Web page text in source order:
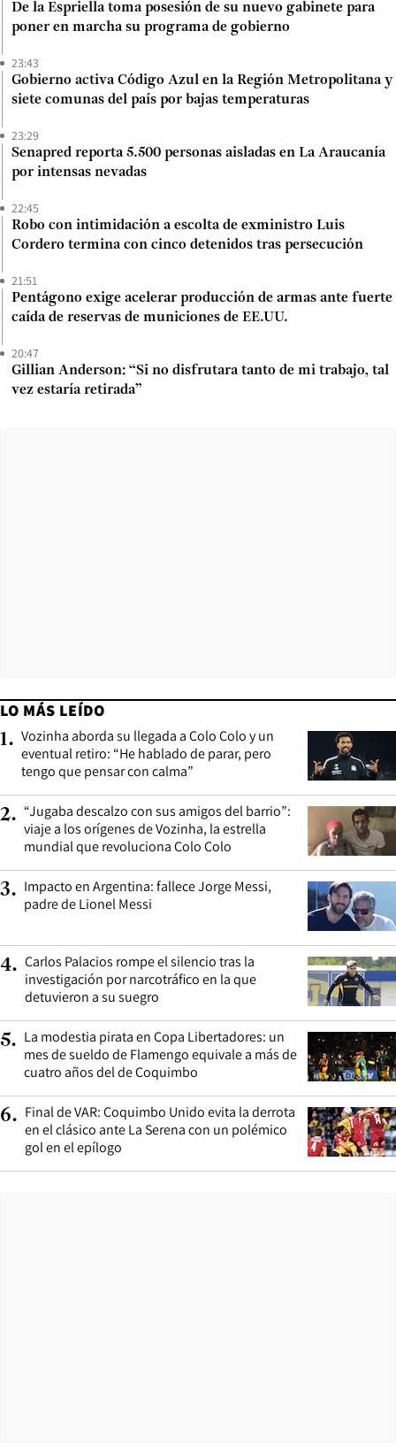
De la Espriella toma posesión de su nuevo gabinete para
poner en marcha su programa de gobierno
23:43
Gobierno activa Código Azul en la Región Metropolitana y
siete comunas del país por bajas temperaturas
23:29
Senapred reporta 5.500 personas aisladas en La Araucanía
por intensas nevadas
22:45
Robo con intimidación a escolta de exministro Luis
Cordero termina con cinco detenidos tras persecución
21:51
Pentágono exige acelerar producción de armas ante fuerte
caída de reservas de municiones de EE.UU.
20:47
Gillian Anderson: “Si no disfrutara tanto de mi trabajo, tal
vez estaría retirada”
LO MÁS LEÍDO
1. Vozinha aborda su llegada a Colo Colo y un
eventual retiro: “He hablado de parar, pero
tengo que pensar con calma”
2. “Jugaba descalzo con sus amigos del barrio”:
viaje a los orígenes de Vozinha, la estrella
mundial que revoluciona Colo Colo
3. Impacto en Argentina: fallece Jorge Messi,
padre de Lionel Messi
4. Carlos Palacios rompe el silencio tras la
investigación por narcotráfico en la que
detuvieron a su suegro
5. La modestia pirata en Copa Libertadores: un
mes de sueldo de Flamengo equivale a más de
cuatro años del de Coquimbo
6. Final de VAR: Coquimbo Unido evita la derrota
en el clásico ante La Serena con un polémico
gol en el epílogo